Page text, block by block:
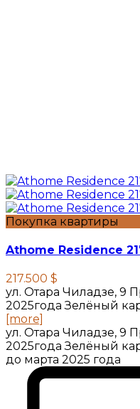
Покупка квартиры
Athome Residence
217.500 $
ул. Отара Чиладзе, 9
2025года Зелёный
[more]
ул. Отара Чиладзе, 9
2025года Зелёный
до марта 2025 года